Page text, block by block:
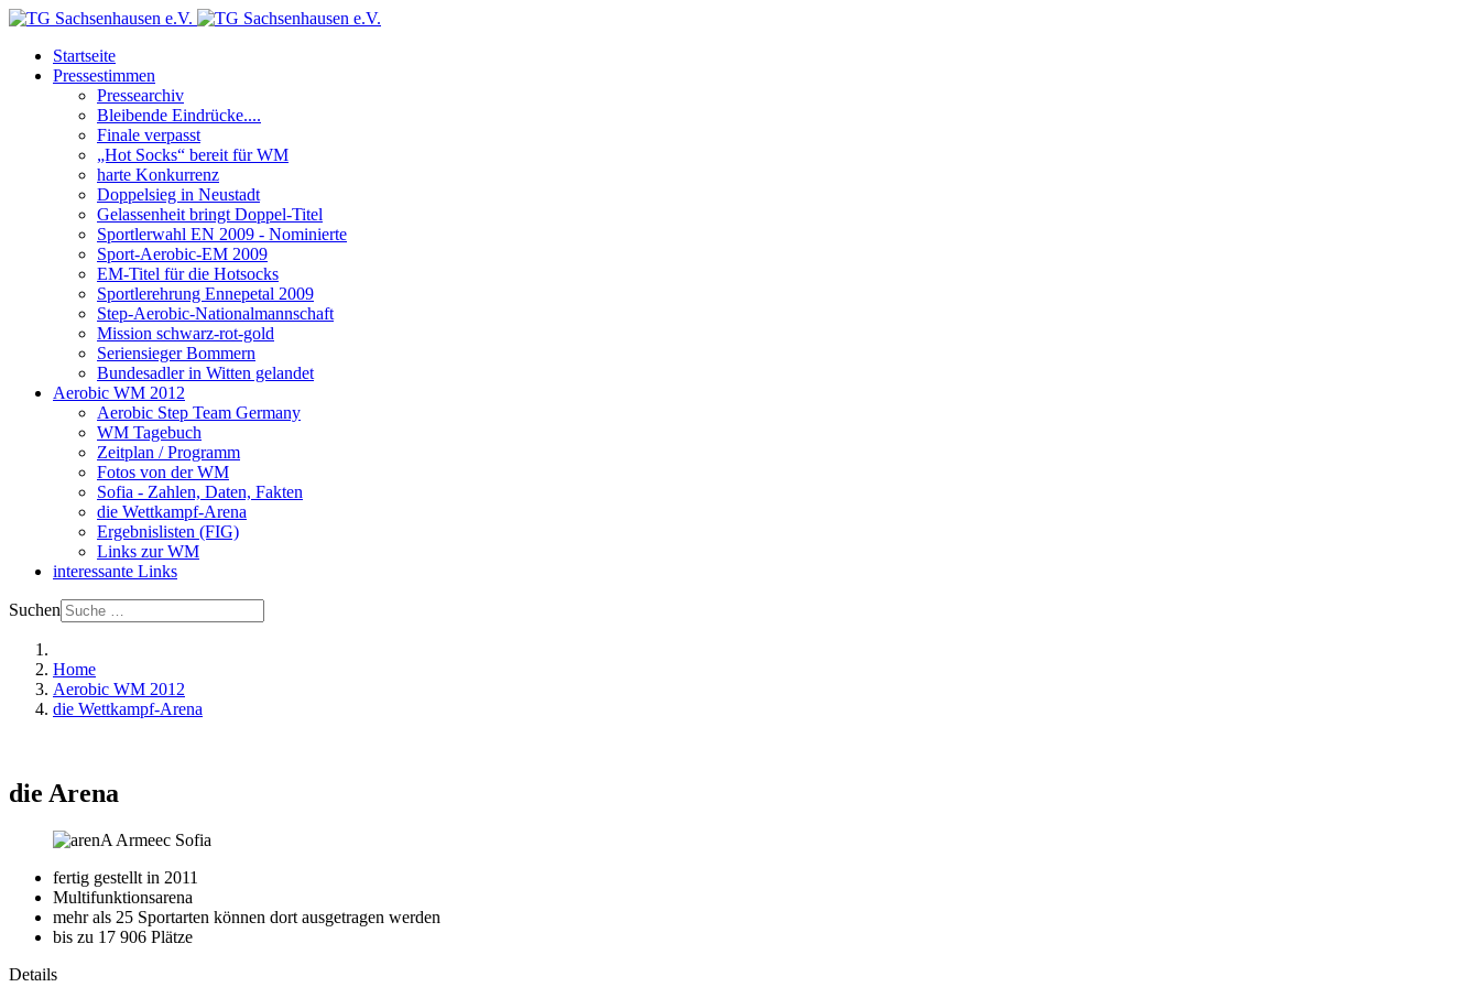
Startseite
Pressestimmen
Pressearchiv
Bleibende Eindrücke....
Finale verpasst
„Hot Socks“ bereit für WM
harte Konkurrenz
Doppelsieg in Neustadt
Gelassenheit bringt Doppel-Titel
Sportlerwahl EN 2009 - Nominierte
Sport-Aerobic-EM 2009
EM-Titel für die Hotsocks
Sportlerehrung Ennepetal 2009
Step-Aerobic-Nationalmannschaft
Mission schwarz-rot-gold
Seriensieger Bommern
Bundesadler in Witten gelandet
Aerobic WM 2012
Aerobic Step Team Germany
WM Tagebuch
Zeitplan / Programm
Fotos von der WM
Sofia - Zahlen, Daten, Fakten
die Wettkampf-Arena
Ergebnislisten (FIG)
Links zur WM
interessante Links
Suchen
Home
Aerobic WM 2012
die Wettkampf-Arena
die Arena
fertig gestellt in 2011
Multifunktionsarena
mehr als 25 Sportarten können dort ausgetragen werden
bis zu 17 906 Plätze
Details